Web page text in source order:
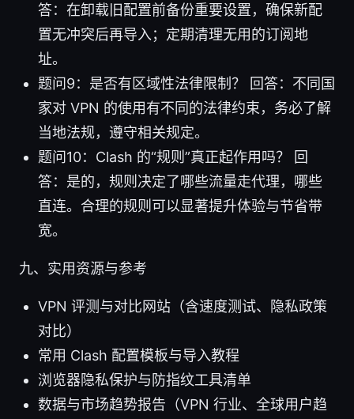
答：在卸载旧配置前备份重要设置，确保新配
置无冲突后再导入；定期清理无用的订阅地
址。
题问9：是否有区域性法律限制？ 回答：不同国
家对 VPN 的使用有不同的法律约束，务必了解
当地法规，遵守相关规定。
题问10：Clash 的“规则”真正起作用吗？ 回
答：是的，规则决定了哪些流量走代理，哪些
直连。合理的规则可以显著提升体验与节省带
宽。
九、实用资源与参考
VPN 评测与对比网站（含速度测试、隐私政策
对比）
常用 Clash 配置模板与导入教程
浏览器隐私保护与防指纹工具清单
数据与市场趋势报告（VPN 行业、全球用户趋